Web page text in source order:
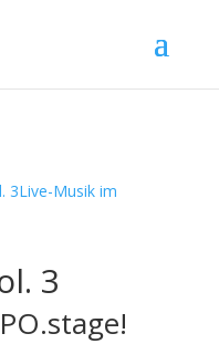
3Live-Musik im
3
!